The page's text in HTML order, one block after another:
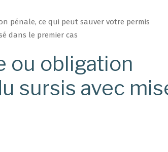
pénale, ce qui peut sauver votre permis
dans le premier cas
ou obligation
sursis avec